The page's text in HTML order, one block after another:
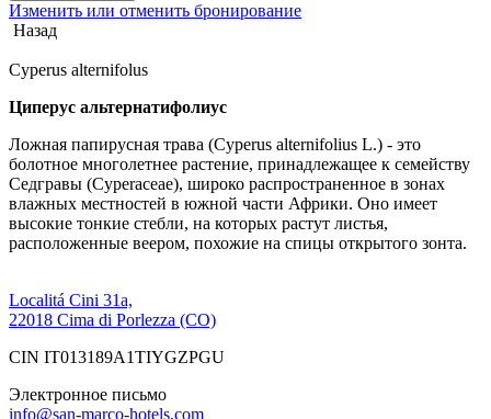
Изменить или отменить бронирование
Назад
Cyperus alternifolus
Циперус альтернатифолиус
Ложная папирусная трава (Cyperus alternifolius L.) - это
болотное многолетнее растение, принадлежащее к семейству
Седгравы (Cyperaceae), широко распространенное в зонах
влажных местностей в южной части Африки. Оно имеет
высокие тонкие стебли, на которых растут листья,
расположенные веером, похожие на спицы открытого зонта.
Localitá Cini 31a,
22018 Cima di Porlezza (CO)
CIN IT013189A1TIYGZPGU
Электронное письмо
info@san-marco-hotels.com